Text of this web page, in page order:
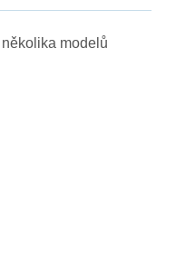
modelů